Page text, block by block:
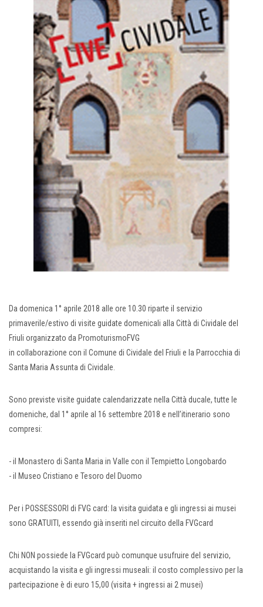
Da domenica 1° aprile 2018 alle ore 10.30 riparte il servizio
primaverile/estivo di visite guidate domenicali alla Città di Cividale del
Friuli organizzato da PromoturismoFVG
in collaborazione con il Comune di Cividale del Friuli e la Parrocchia di
Santa Maria Assunta di Cividale.
Sono previste visite guidate calendarizzate nella Città ducale, tutte le
domeniche, dal 1° aprile al 16 settembre 2018 e nell’itinerario sono
compresi:
- il Monastero di Santa Maria in Valle con il Tempietto Longobardo
- il Museo Cristiano e Tesoro del Duomo
Per i POSSESSORI di FVG card: la visita guidata e gli ingressi ai musei
sono GRATUITI, essendo già inseriti nel circuito della FVGcard
Chi NON possiede la FVGcard può comunque usufruire del servizio,
acquistando la visita e gli ingressi museali: il costo complessivo per la
partecipazione è di euro 15,00 (visita + ingressi ai 2 musei)